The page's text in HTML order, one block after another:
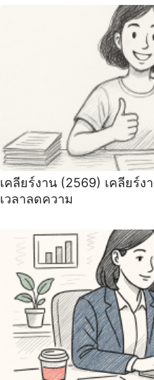
เคลียร์งาน (2569) เคลียร์ง
เวลาลดความ